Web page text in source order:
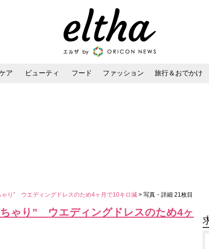
ア ビューティ フード ファッション 旅行＆おでかけ
ゃり” ウエディングドレスのため4ヶ月で10キロ減 > 写真・詳細 21枚目
ゃり” ウエディングドレスのため4ヶ